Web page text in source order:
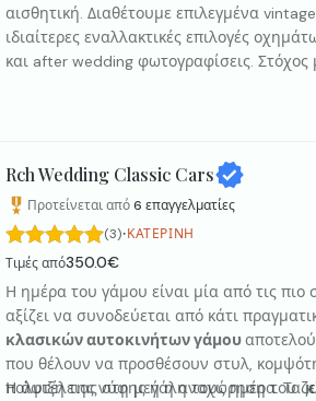
αισθητική. Διαθέτουμε επιλεγμένα
ιδιαίτερες εναλλακτικές επιλογές
και after wedding φωτογραφίσεις.
επικοινωνία, σας βοηθάμε να επιλέξετε
Rch Wedding Classic Cars
Προτείνεται από6 επαγγελματίες
(3)·ΚΑΤΕΡΊΝΗ
Τιμές από350.0€
Η ημέρα του γάμου είναι μία από τις πιο
αξίζει να συνοδεύεται από κάτι
κλασικών αυτοκινήτων γάμου
που θέλουν να προσθέσουν στυλ,
πολυτέλειας στη μεγάλη τους ημέρα. Τα
Η άφιξη της νύφης ή η αναχώρηση του